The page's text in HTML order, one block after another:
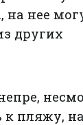
на нее
других
к пляжу,